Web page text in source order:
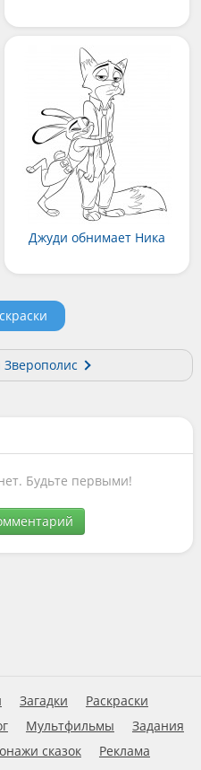
Джуди обнимает Ника
Зверополис
Будьте первыми!
Загадки
Раскраски
Мультфильмы
Задания
сказок
Реклама